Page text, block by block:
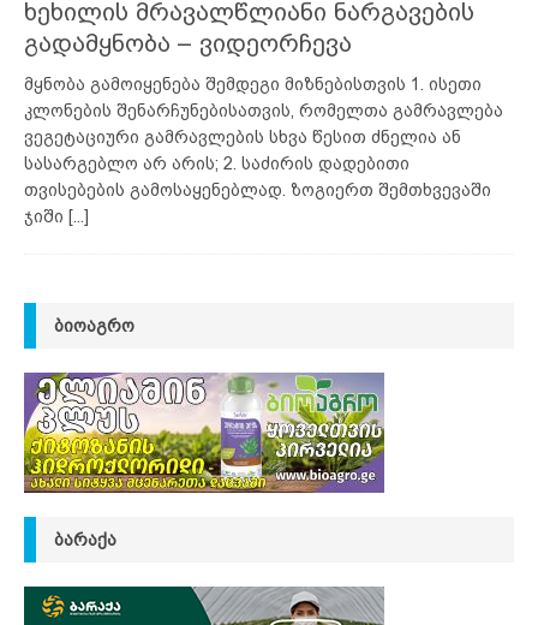
ხეხილის მრავალწლიანი ნარგავების
გადამყნობა – ვიდეორჩევა
მყნობა გამოიყენება შემდეგი მიზნებისთვის 1. ისეთი
კლონების შენარჩუნებისათვის, რომელთა გამრავლება
ვეგეტაციური გამრავლების სხვა წესით ძნელია ან
სასარგებლო არ არის; 2. საძირის დადებითი
თვისებების გამოსაყენებლად. ზოგიერთ შემთხვევაში
ჯიში [...]
ᲑᲘᲝᲐᲒᲠᲝ
ᲑᲐᲠᲐᲥᲐ